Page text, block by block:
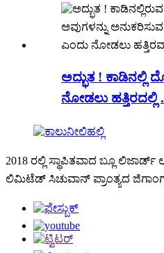
ಅದ್ಭುತ ! ಕಾಡಿನಲ್ಲಿ
ನೋಡಲು ಹತ್ತಿರದಲ್ಲಿ
2018 ರಲ್ಲಿ ಸ್ಥಾಪಿತವಾದ ಬ್ಲೂ
ಲಿಮಿಟೆಡ್ ಸಿಚುವಾನ್ ಪ್ರಾಂತ್ಯದ